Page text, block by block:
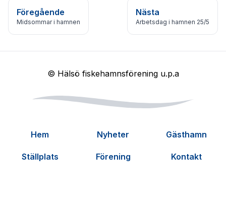
Föregående
Midsommar i hamnen
Nästa
Arbetsdag i hamnen 25/5
© Hälsö fiskehamnsförening u.p.a
Hem Nyheter Gästhamn
Ställplats Förening Kontakt